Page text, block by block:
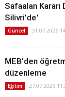
Safaalan Kararı
Silivri'de'
Güncel 31.07.2026
MEB'den
düzenleme
Eğitim 27.07.2026